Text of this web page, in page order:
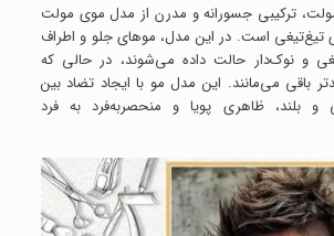
ترکیبی جسورانه و مدرن از مدل موی مولت
تیغ‌تیغی است. در این مدل، موهای جلو و اطراف
و نوک‌دار حالت داده می‌شوند، در حالی که
باقی می‌مانند. این مدل مو با ایجاد تضاد بین
بلند، ظاهری پویا و منحصربه‌فرد به فرد